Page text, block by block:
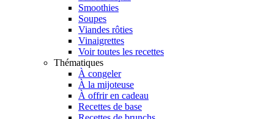
Smoothies
Soupes
Viandes rôties
Vinaigrettes
Voir toutes les recettes
Thématiques
À congeler
À la mijoteuse
À offrir en cadeau
Recettes de base